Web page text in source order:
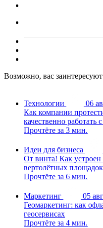
Возможно, вас
Технологии
06
Как компании
качественно работать
Прочтёте за 3 мин.
Идеи для бизнеса
От винта! Как устроен
вертолётных площадок
Прочтёте за 6 мин.
Маркетинг
05
Геомаркетинг: как
геосервисах
Прочтёте за 4 мин.